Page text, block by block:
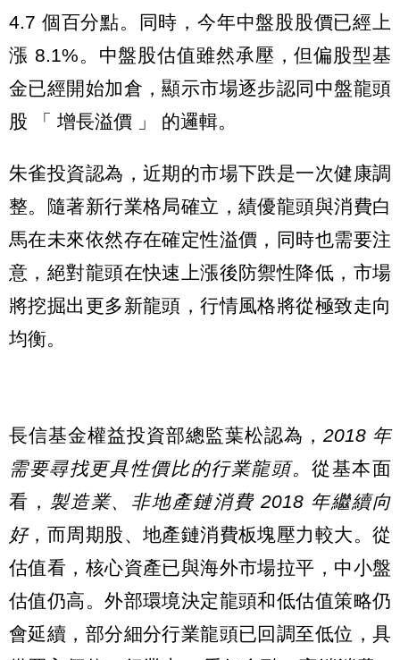
4.7 個百分點。同時，今年中盤股股價已經上
漲 8.1%。中盤股估值雖然承壓，但偏股型基
金已經開始加倉，顯示市場逐步認同中盤龍頭
股 「 增長溢價 」 的邏輯。
朱雀投資認為，近期的市場下跌是一次健康調
整。隨著新行業格局確立，績優龍頭與消費白
馬在未來依然存在確定性溢價，同時也需要注
意，絕對龍頭在快速上漲後防禦性降低，市場
將挖掘出更多新龍頭，行情風格將從極致走向
均衡。
長信基金權益投資部總監葉松認為， 2018 年
需要尋找更具性價比的行業龍頭。從基本面
看， 製造業、非地產鏈消費 2018 年繼續向
好，而周期股、地產鏈消費板塊壓力較大。從
估值看，核心資產已與海外市場拉平，中小盤
估值仍高。外部環境決定龍頭和低估值策略仍
會延續，部分細分行業龍頭已回調至低位，具